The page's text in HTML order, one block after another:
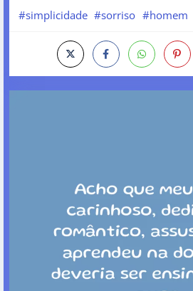
#simplicidade #sorriso #homem